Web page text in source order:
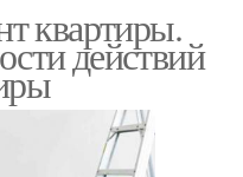
квартиры.
действий